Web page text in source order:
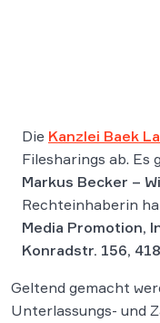
Die Kanzlei Baek
Filesharings ab. Es
Markus Becker –
Rechteinhaberin
Media Promotion,
Konradstr. 156,
Geltend gemacht
Unterlassungs- und